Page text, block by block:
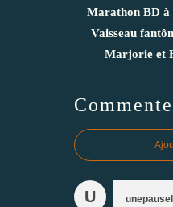
Marathon BD à
Vaisseau
Marjorie et
U